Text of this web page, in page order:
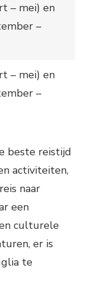
– mei) en
–
– mei) en
–
beste reistijd
activiteiten,
naar
een
culturele
er is
te